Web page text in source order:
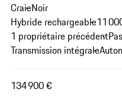
CraieNoir
Hybride rechargeable11
1 propriétaire précédent
Transmission intégrale
134 900 €